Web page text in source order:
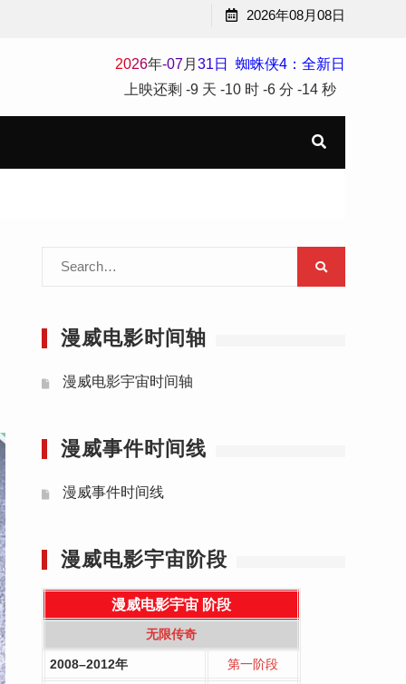
2026年08月08日
2026年-07月 31 日
蜘蛛侠4：全新日
上映还剩 -9 天 -10 时 -6 分 -16 秒
Search
漫威电影时间轴
漫威电影宇宙时间轴
漫威事件时间线
漫威事件时间线
漫威电影宇宙阶段
漫威电影宇宙 阶段
无限传奇
2008–2012年 第一阶段